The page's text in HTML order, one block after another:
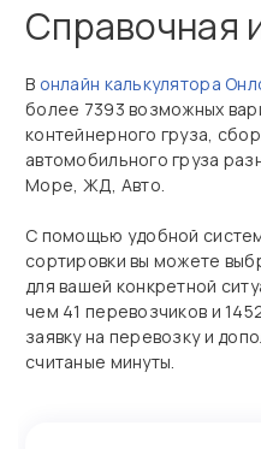
Справочная
В онлайн калькулятора
более 7393 возможных
контейнерного груза,
автомобильного груза
Море, ЖД, Авто.
С помощью удобной
сортировки вы можете
для вашей конкретной
чем 41 перевозчиков и
заявку на перевозку и
считаные минуты.